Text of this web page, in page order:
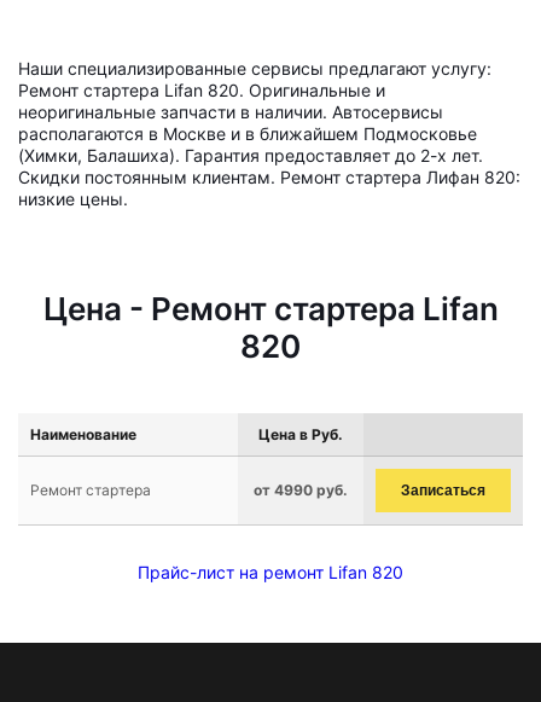
Наши специализированные сервисы предлагают услугу:
Ремонт стартера Lifan 820. Оригинальные и
неоригинальные запчасти в наличии. Автосервисы
располагаются в Москве и в ближайшем Подмосковье
(Химки, Балашиха). Гарантия предоставляет до 2-х лет.
Скидки постоянным клиентам. Ремонт стартера Лифан 820:
низкие цены.
Цена - Ремонт стартера Lifan
820
Наименование Цена в Руб.
Ремонт стартера от 4990 руб. Записаться
Прайс-лист на ремонт Lifan 820